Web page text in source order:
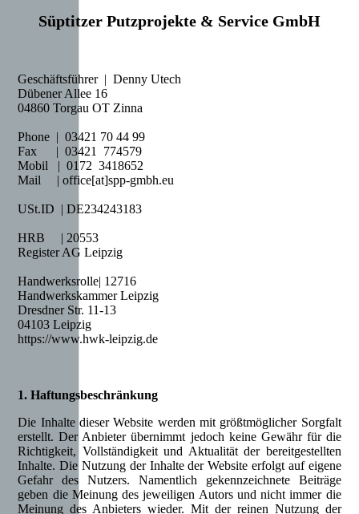
Süptitzer Putzprojekte & Service GmbH
Geschäftsführer | Denny Utech
Dübener Allee 16
04860 Torgau OT Zinna
Phone | 03421 70 44 99
Fax | 03421 774579
Mobil | 0172 3418652
Mail | office[at]spp-gmbh.eu
USt.ID | DE234243183
HRB | 20553
Register AG Leipzig
Handwerksrolle| 12716
Handwerkskammer Leipzig
Dresdner Str. 11-13
04103 Leipzig
https://www.hwk-leipzig.de
1. Haftungsbeschränkung
Die Inhalte dieser Website werden mit größtmöglicher Sorgfalt
erstellt. Der Anbieter übernimmt jedoch keine Gewähr für die
Richtigkeit, Vollständigkeit und Aktualität der bereitgestellten
Inhalte. Die Nutzung der Inhalte der Website erfolgt auf eigene
Gefahr des Nutzers. Namentlich gekennzeichnete Beiträge
geben die Meinung des jeweiligen Autors und nicht immer die
Meinung des Anbieters wieder. Mit der reinen Nutzung der